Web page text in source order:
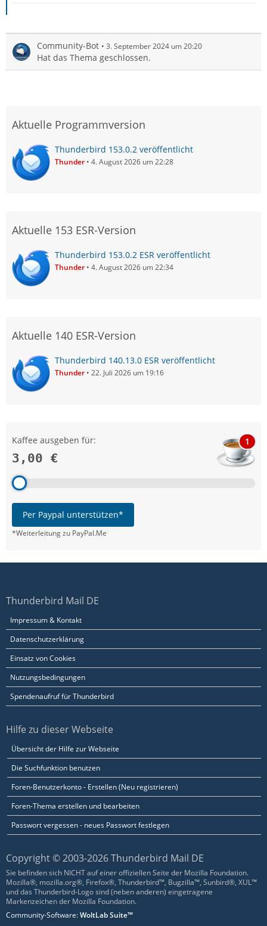
Community-Bot 3. September 2024 um 20:20
Hat das Thema geschlossen.
Aktuelle Programmversion
Thunderbird 153.0.2 veröffentlicht
Thunder 4. August 2026 um 22:28
Aktuelle 153 ESR-Version
Thunderbird 153.0.2 ESR veröffentlicht
Thunder 4. August 2026 um 22:34
Aktuelle 140 ESR-Version
Thunderbird 140.13.0 ESR veröffentlicht
Thunder 22. Juli 2026 um 19:16
Kaffee ausgeben für:
3,00 €
1
Per Paypal unterstützen*
*Weiterleitung zu PayPal.Me
Thunderbird Mail DE
Impressum & Kontakt
Datenschutzerklärung
Einsatz von Cookies
Nutzungsbedingungen
Spendenaufruf für Thunderbird
Hilfe zu dieser Webseite
Übersicht der Hilfe zur Webseite
Die Suchfunktion benutzen
Foren-Benutzerkonto - Erstellen (Neu registrieren)
Foren-Thema erstellen und bearbeiten
Passwort vergessen - neues Passwort festlegen
Copyright © 2003-2026 Thunderbird Mail DE
Sie befinden sich NICHT auf einer offiziellen Seite der Mozilla Foundation.
Mozilla®, mozilla.org®, Firefox®, Thunderbird™, Bugzilla™, Sunbird®, XUL™
und das Thunderbird-Logo sind (neben anderen) eingetragene
Markenzeichen der Mozilla Foundation.
Community-Software:WoltLab Suite™